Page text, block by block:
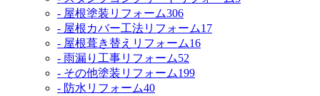
- 屋根塗装リフォーム306
- 屋根カバー工法リフォーム17
- 屋根葺き替えリフォーム16
- 雨漏り工事リフォーム52
- その他塗装リフォーム199
- 防水リフォーム40